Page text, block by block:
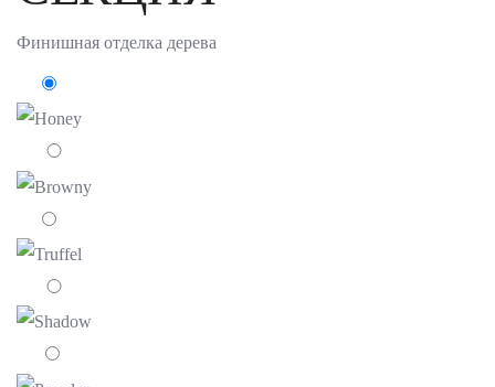
Финишная отделка дерева